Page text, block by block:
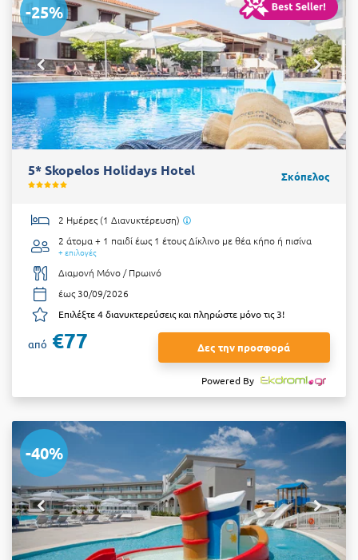
-25%
5* Skopelos Holidays Hotel Σκόπελος
2 Ημέρες (1 Διανυκτέρευση)
2 άτομα + 1 παιδί έως 1 έτουςΔίκλινο με θέα κήπο ή πισίνα
+ επιλογές
Διαμονή Μόνο / Πρωινό
έως 30/09/2026
Επιλέξτε 4 διανυκτερεύσεις και πληρώστε μόνο τις 3!
από €77 Δες την προσφορά
Powered By
-40%